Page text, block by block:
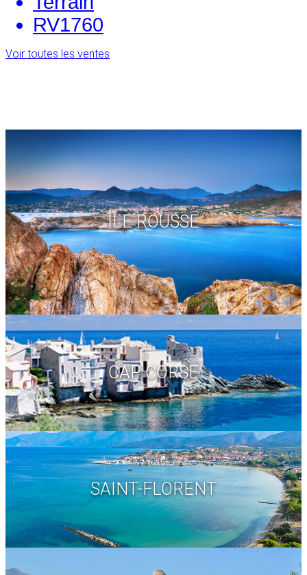
RV1760
Voir toutes les ventes
ILE ROUSSE
CAP CORSE
SAINT-FLORENT